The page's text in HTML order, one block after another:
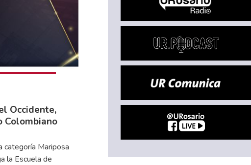
Occidente,
Colombiano
categoría Mariposa
la Escuela de